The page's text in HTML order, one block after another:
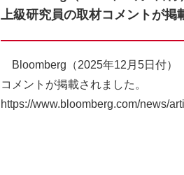
上級研究員の取材コメントが掲
Bloomberg（2025年12月5日付）
コメントが掲載されました。
https://www.bloomberg.com/news/